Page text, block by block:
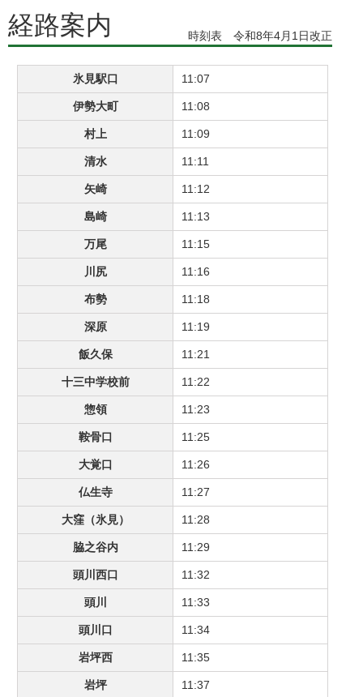
経路案内 時刻表 令和8年4月1日改正
氷見駅口 11:07
伊勢大町 11:08
村上 11:09
清水 11:11
矢崎 11:12
島崎 11:13
万尾 11:15
川尻 11:16
布勢 11:18
深原 11:19
飯久保 11:21
十三中学校前 11:22
惣領 11:23
鞍骨口 11:25
大覚口 11:26
仏生寺 11:27
大窪（氷見） 11:28
脇之谷内 11:29
頭川西口 11:32
頭川 11:33
頭川口 11:34
岩坪西 11:35
岩坪 11:37